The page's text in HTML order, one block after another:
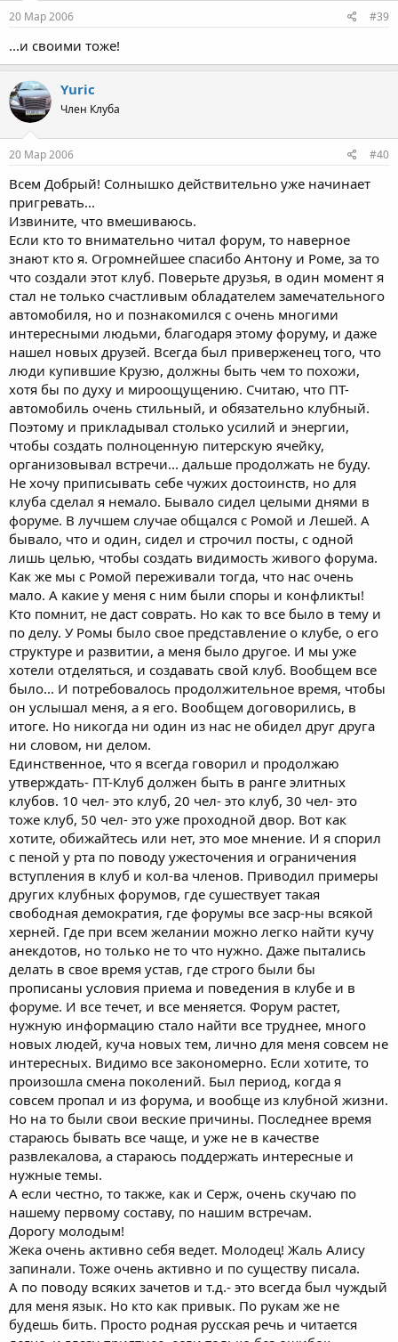
20 Мар 2006 #39
...и своими тоже!
Yuric
Член Клуба
20 Мар 2006 #40
Всем Добрый! Солнышко действительно уже начинает
пригревать...
Извините, что вмешиваюсь.
Если кто то внимательно читал форум, то наверное
знают кто я. Огромнейшее спасибо Антону и Роме, за то
что создали этот клуб. Поверьте друзья, в один момент я
стал не только счастливым обладателем замечательного
автомобиля, но и познакомился с очень многими
интересными людьми, благодаря этому форуму, и даже
нашел новых друзей. Всегда был приверженец того, что
люди купившие Крузю, должны быть чем то похожи,
хотя бы по духу и мироощущению. Считаю, что ПТ-
автомобиль очень стильный, и обязательно клубный.
Поэтому и прикладывал столько усилий и энергии,
чтобы создать полноценную питерскую ячейку,
организовывал встречи... дальше продолжать не буду.
Не хочу приписывать себе чужих достоинств, но для
клуба сделал я немало. Бывало сидел целыми днями в
форуме. В лучшем случае общался с Ромой и Лешей. А
бывало, что и один, сидел и строчил посты, с одной
лишь целью, чтобы создать видимость живого форума.
Как же мы с Ромой переживали тогда, что нас очень
мало. А какие у меня с ним были споры и конфликты!
Кто помнит, не даст соврать. Но как то все было в тему и
по делу. У Ромы было свое представление о клубе, о его
структуре и развитии, а меня было другое. И мы уже
хотели отделяться, и создавать свой клуб. Вообщем все
было... И потребовалось продолжительное время, чтобы
он услышал меня, а я его. Вообщем договорились, в
итоге. Но никогда ни один из нас не обидел друг друга
ни словом, ни делом.
Единственное, что я всегда говорил и продолжаю
утверждать- ПТ-Клуб должен быть в ранге элитных
клубов. 10 чел- это клуб, 20 чел- это клуб, 30 чел- это
тоже клуб, 50 чел- это уже проходной двор. Вот как
хотите, обижайтесь или нет, это мое мнение. И я спорил
с пеной у рта по поводу ужесточения и ограничения
вступления в клуб и кол-ва членов. Приводил примеры
других клубных форумов, где сушествует такая
свободная демократия, где форумы все заср-ны всякой
херней. Где при всем желании можно легко найти кучу
анекдотов, но только не то что нужно. Даже пытались
делать в свое время устав, где строго были бы
прописаны условия приема и поведения в клубе и в
форуме. И все течет, и все меняется. Форум растет,
нужную информацию стало найти все труднее, много
новых людей, куча новых тем, лично для меня совсем не
интересных. Видимо все закономерно. Если хотите, то
произошла смена поколений. Был период, когда я
совсем пропал и из форума, и вообще из клубной жизни.
Но на то были свои веские причины. Последнее время
стараюсь бывать все чаще, и уже не в качестве
развлекалова, а стараюсь поддержать интересные и
нужные темы.
А если честно, то также, как и Серж, очень скучаю по
нашему первому составу, по нашим встречам.
Дорогу молодым!
Жека очень активно себя ведет. Молодец! Жаль Алису
запинали. Тоже очень активно и по существу писала.
А по поводу всяких зачетов и т.д.- это всегда был чуждый
для меня язык. Но кто как привык. По рукам же не
будешь бить. Просто родная русская речь и читается